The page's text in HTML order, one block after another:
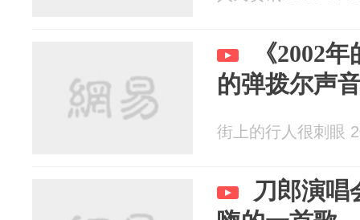
《2002
的弹拨尔声
街上的行人很刺眼
刀郎演唱